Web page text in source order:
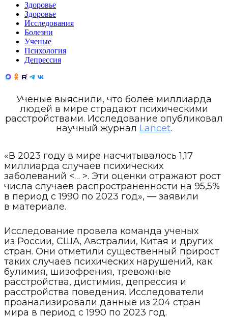
Здоровье
Здоровье
Исследования
Болезни
Ученые
Психология
Депрессия
Ученые выяснили, что более миллиарда
людей в мире страдают психическими
расстройствами. Исследование опубликовал
научный журнал Lancet.
«В 2023 году в мире насчитывалось 1,17
миллиарда случаев психических
заболеваний <… >. Эти оценки отражают рост
числа случаев распространенности на 95,5%
в период с 1990 по 2023 год», — заявили
в материале.
Исследование провела команда ученых
из России, США, Австралии, Китая и других
стран. Они отметили существенный прирост
таких случаев психических нарушений, как
булимия, шизофрения, тревожные
расстройства, дистимия, депрессия и
расстройства поведения. Исследователи
проанализировали данные из 204 стран
мира в период с 1990 по 2023 год.